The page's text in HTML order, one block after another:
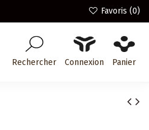
Favoris (0)
Rechercher
Connexion Panier